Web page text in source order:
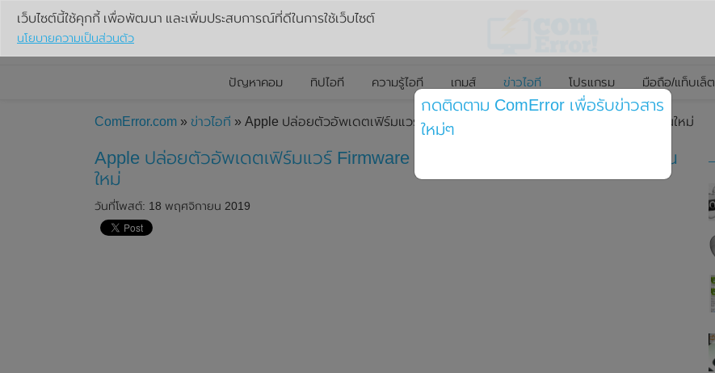
ปัญหาคอม ทิปไอที ความรู้ไอที เกมส์ ข่าวไอที โปรแกรม มือถือ/แท็บเล็ต
ComError.com » ข่าวไอที » Apple ปล่อยตัวอัพเดตเฟิร์มแวร์ Firmware รหัส 2B588 สำหรับ AirPods Pro รุ่นใหม่
Apple ปล่อยตัวอัพเดตเฟิร์มแวร์ Firmware รหัส 2B588 สำหรับ AirPods Pro รุ่น
ใหม่
วันที่โพสต์: 18 พฤศจิกายน 2019
เว็บไซต์นี้ใช้คุกกี้ เพื่อพัฒนา และเพิ่มประสบการณ์ที่ดีในการใช้เว็บไซต์
นโยบายความเป็นส่วนตัว
กดติดตาม ComError เพื่อรับข่าวสาร
ใหม่ๆ